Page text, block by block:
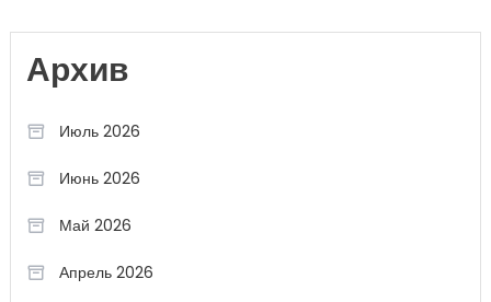
Архив
Июль 2026
Июнь 2026
Май 2026
Апрель 2026